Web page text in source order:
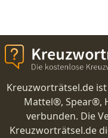
Kreuzworträtsel.de ist
Mattel®, Spear®,
verbunden. Die
Kreuzworträtsel.de